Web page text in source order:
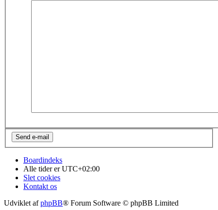
Boardindeks
Alle tider erUTC+02:00
Slet cookies
Kontakt os
Udviklet afphpBB® Forum Software © phpBB Limited